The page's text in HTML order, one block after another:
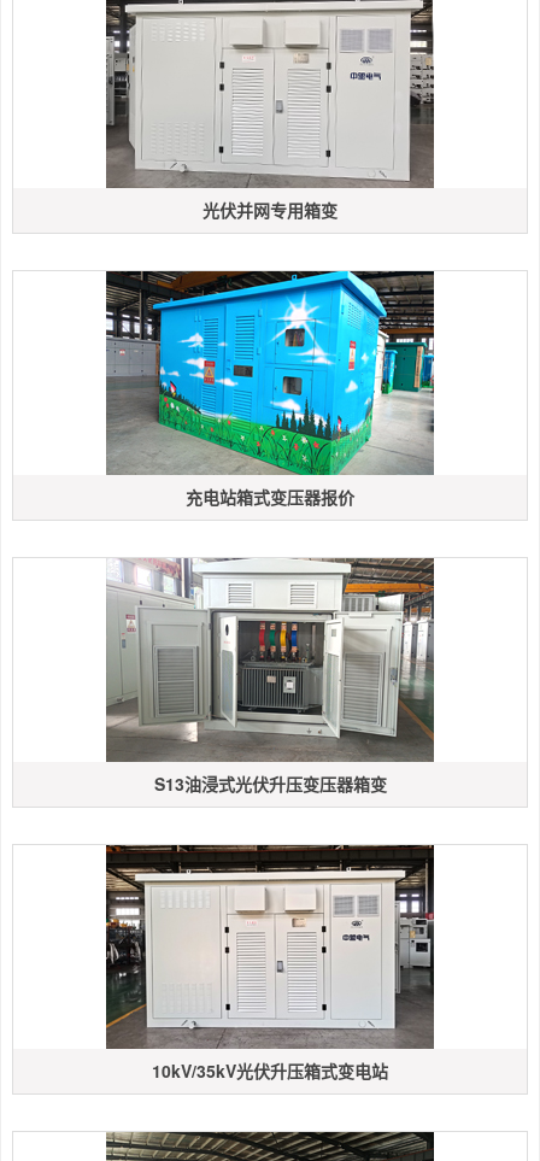
光伏并网专用箱变
充电站箱式变压器报价
S13油浸式光伏升压变压器箱变
10kV/35kV光伏升压箱式变电站